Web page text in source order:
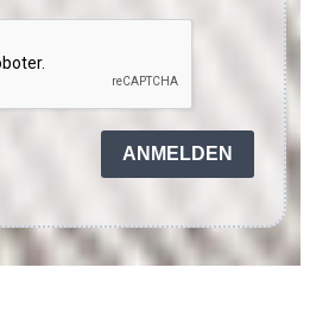
ANMELDEN